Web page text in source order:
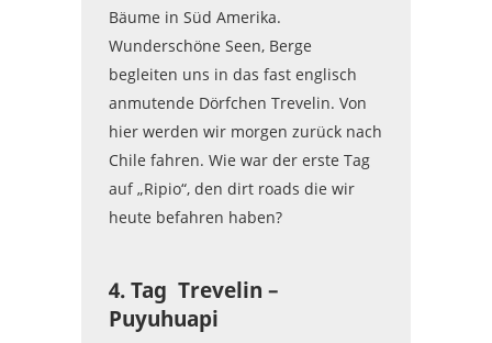
Bäume in Süd Amerika.
Wunderschöne Seen, Berge
begleiten uns in das fast englisch
anmutende Dörfchen Trevelin. Von
hier werden wir morgen zurück nach
Chile fahren. Wie war der erste Tag
auf „Ripio“, den dirt roads die wir
heute befahren haben?
4. Tag Trevelin –
Puyuhuapi